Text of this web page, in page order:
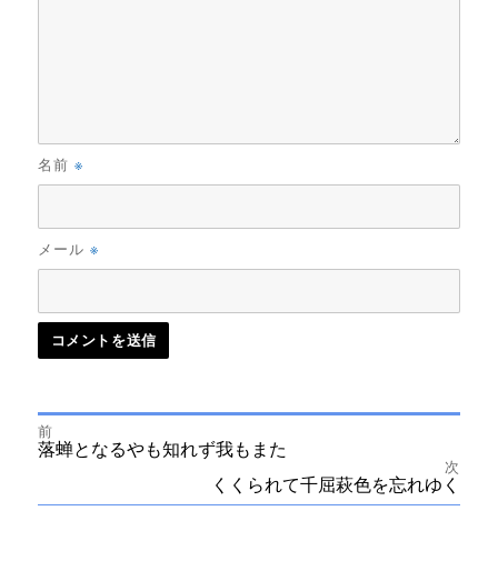
名前※
メール※
投
前
前
の
落蝉となるやも知れず我もまた
次
くくられて千屈萩色を忘れゆく